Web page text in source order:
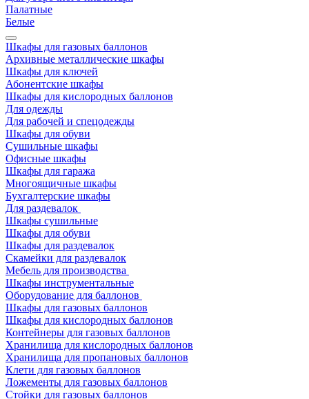
Палатные
Белые
Шкафы для газовых баллонов
Архивные металлические шкафы
Шкафы для ключей
Абонентские шкафы
Шкафы для кислородных баллонов
Для одежды
Для рабочей и спецодежды
Шкафы для обуви
Сушильные шкафы
Офисные шкафы
Шкафы для гаража
Многоящичные шкафы
Бухгалтерские шкафы
Для раздевалок
Шкафы сушильные
Шкафы для обуви
Шкафы для раздевалок
Скамейки для раздевалок
Мебель для производства
Шкафы инструментальные
Оборудование для баллонов
Шкафы для газовых баллонов
Шкафы для кислородных баллонов
Контейнеры для газовых баллонов
Хранилища для кислородных баллонов
Хранилища для пропановых баллонов
Клети для газовых баллонов
Ложементы для газовых баллонов
Стойки для газовых баллонов